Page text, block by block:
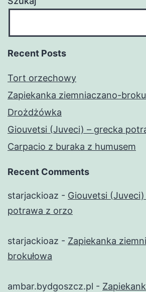
Recent Posts
Tort orzechowy
Zapiekanka ziemniaczano-
Drożdżówka
Giouvetsi (Juveci) – grecka
Carpacio z buraka z humusem
Recent Comments
starjackioaz - Giouvetsi
potrawa z orzo
starjackioaz - Zapiekanka
brokułowa
ambar.bydgoszcz.pl -